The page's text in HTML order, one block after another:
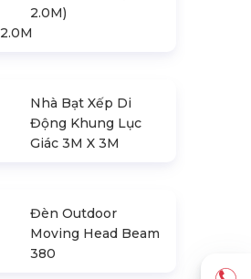
Khung Truss
VS3030B_2.0M
Giác 3M X 3M